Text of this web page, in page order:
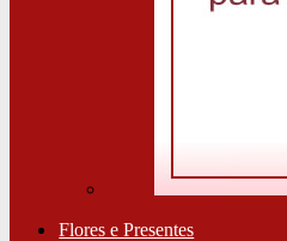
Flores e Presentes